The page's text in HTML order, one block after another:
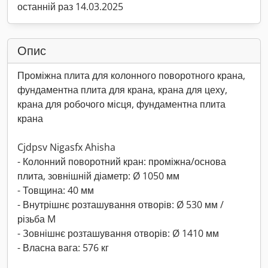
останній раз 14.03.2025
Опис
Проміжна плита для колонного поворотного крана,
фундаментна плита для крана, крана для цеху,
крана для робочого місця, фундаментна плита
крана
Cjdpsv Nigasfx Ahisha
- Колонний поворотний кран: проміжна/основа
плита, зовнішній діаметр: Ø 1050 мм
- Товщина: 40 мм
- Внутрішнє розташування отворів: Ø 530 мм /
різьба M
- Зовнішнє розташування отворів: Ø 1410 мм
- Власна вага: 576 кг